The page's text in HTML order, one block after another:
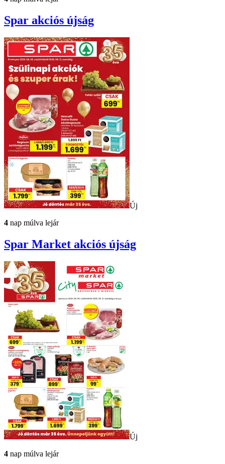
Spar akciós újság
Új
4 nap múlva lejár
Spar Market akciós újság
Új
4 nap múlva lejár